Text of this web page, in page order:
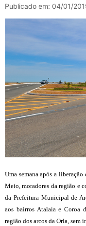
Publicado em: 04/01/
Uma semana após a
Meio, moradores da região e
da Prefeitura Municipal de
aos bairros Atalaia e Coroa
região dos arcos da Orla, sem